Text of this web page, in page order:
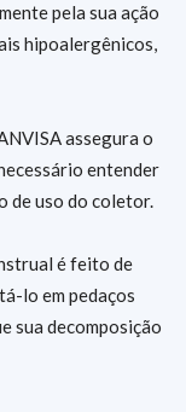
pela sua ação
hipoalergênicos,
assegura o
entender
de uso do coletor.
é feito de
lo em pedaços
sua decomposição